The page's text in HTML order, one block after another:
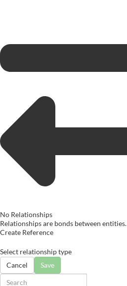
No Relationships
Relationships are bonds between entities.
Create Reference
Select relationship type
Cancel
Save